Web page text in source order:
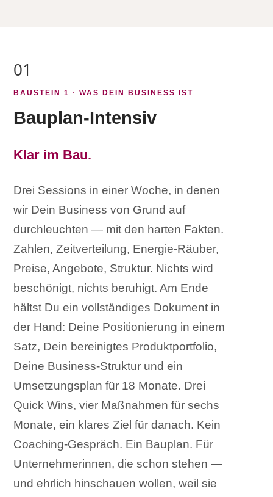
01
BAUSTEIN 1 · WAS DEIN BUSINESS IST
Bauplan-Intensiv
Klar im Bau.
Drei Sessions in einer Woche, in denen
wir Dein Business von Grund auf
durchleuchten — mit den harten Fakten.
Zahlen, Zeitverteilung, Energie-Räuber,
Preise, Angebote, Struktur. Nichts wird
beschönigt, nichts beruhigt. Am Ende
hältst Du ein vollständiges Dokument in
der Hand: Deine Positionierung in einem
Satz, Dein bereinigtes Produktportfolio,
Deine Business-Struktur und ein
Umsetzungsplan für 18 Monate. Drei
Quick Wins, vier Maßnahmen für sechs
Monate, ein klares Ziel für danach. Kein
Coaching-Gespräch. Ein Bauplan. Für
Unternehmerinnen, die schon stehen —
und ehrlich hinschauen wollen, weil sie